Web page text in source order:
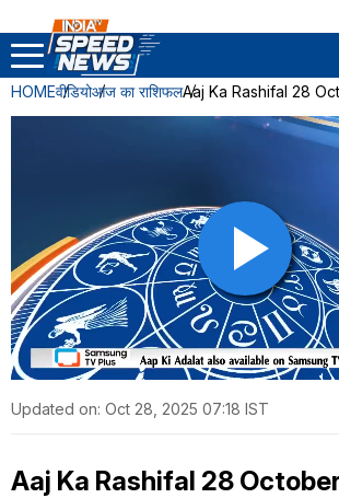
HOMEवीडियोआज का राशिफलAaj Ka Rashifal 28
Updated on: Oct 28, 2025 07:18 IST
Aaj Ka Rashifal 28